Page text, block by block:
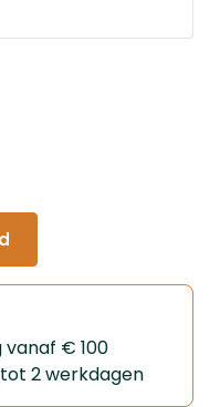
vanaf € 100
2 werkdagen